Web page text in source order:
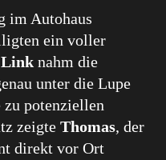
im Autohaus
ein voller
Link nahm die
unter die Lupe
potenziellen
zeigte Thomas, der
direkt vor Ort